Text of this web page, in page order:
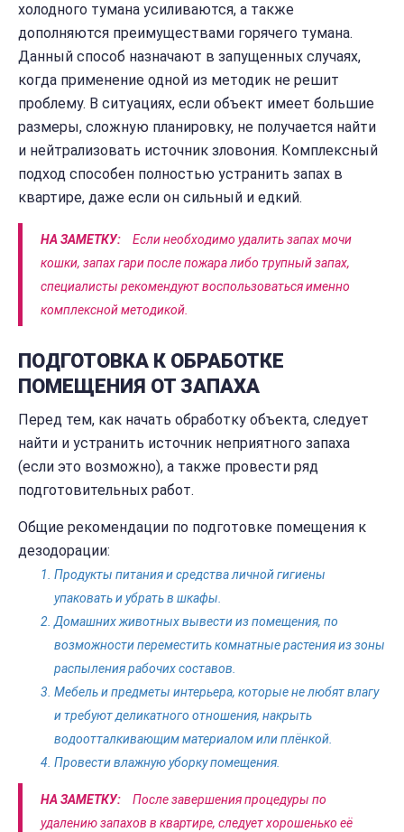
холодного тумана усиливаются, а также
дополняются преимуществами горячего тумана.
Данный способ назначают в запущенных случаях,
когда применение одной из методик не решит
проблему. В ситуациях, если объект имеет большие
размеры, сложную планировку, не получается найти
и нейтрализовать источник зловония. Комплексный
подход способен полностью устранить запах в
квартире, даже если он сильный и едкий.
НА ЗАМЕТКУ:
Если необходимо удалить запах мочи
кошки, запах гари после пожара либо трупный запах,
специалисты рекомендуют воспользоваться именно
комплексной методикой.
ПОДГОТОВКА К ОБРАБОТКЕ
ПОМЕЩЕНИЯ ОТ ЗАПАХА
Перед тем, как начать обработку объекта, следует
найти и устранить источник неприятного запаха
(если это возможно), а также провести ряд
подготовительных работ.
Общие рекомендации по подготовке помещения к
дезодорации:
Продукты питания и средства личной гигиены
упаковать и убрать в шкафы.
Домашних животных вывести из помещения, по
возможности переместить комнатные растения из зоны
распыления рабочих составов.
Мебель и предметы интерьера, которые не любят влагу
и требуют деликатного отношения, накрыть
водоотталкивающим материалом или плёнкой.
Провести влажную уборку помещения.
НА ЗАМЕТКУ:
После завершения процедуры по
удалению запахов в квартире, следует хорошенько её